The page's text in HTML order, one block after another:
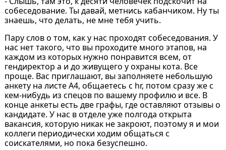
собеседование. Ты давай, метнись кабанчиком. Ну ты
знаешь, что делать, не мне тебя учить.
Пару слов о том, как у нас проходят собеседования. У
нас нет такого, что вы проходите много этапов, на
каждом из которых нужно понравится всем, от
гендиректор а и до живущего у охраны кота. Все
проще. Вас приглашают, вы заполняете небольшую
анкету на листе А4, общаетесь с hr, потом сразу же с
кем-нибудь из спецов по вашему профилю и все. В
конце анкеты есть две графы, где оставляют отзывы о
кандидате. У нас в отделе уже полгода открыта
вакансия, которую никак не закроют, поэтому я и мои
коллеги периодически ходим общаться с
соискателями, но пока безуспешно.